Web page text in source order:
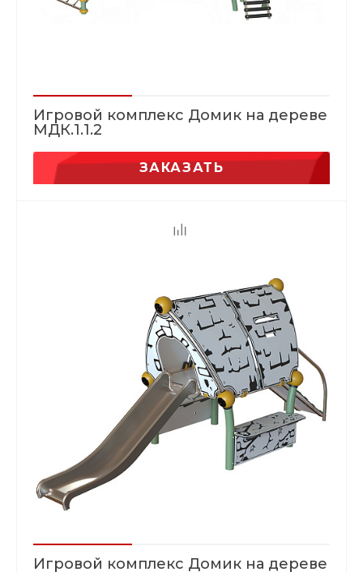
Игровой комплекс Домик на дереве
МДК.1.1.2
ЗАКАЗАТЬ
Игровой комплекс Домик на дереве